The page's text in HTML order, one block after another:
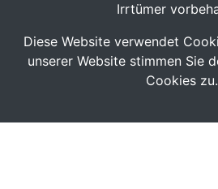
Irrtümer
Diese Website verwendet
unserer Website stimmen Sie
Cookies zu.